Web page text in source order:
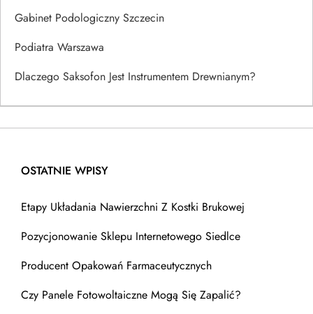
Gabinet Podologiczny Szczecin
Podiatra Warszawa
Dlaczego Saksofon Jest Instrumentem Drewnianym?
OSTATNIE WPISY
Etapy Układania Nawierzchni Z Kostki Brukowej
Pozycjonowanie Sklepu Internetowego Siedlce
Producent Opakowań Farmaceutycznych
Czy Panele Fotowoltaiczne Mogą Się Zapalić?